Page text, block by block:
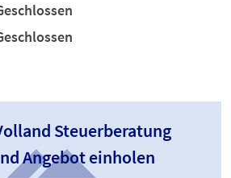
Steuerberatung
Angebot einholen